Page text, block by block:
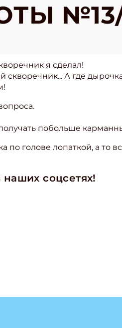
я сделал!
А где
побольше
по голове лопаткой, а то
соцсетях!